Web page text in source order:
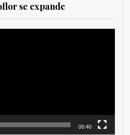
se expande
00:40